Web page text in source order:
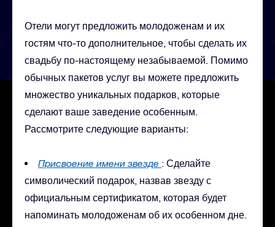
Отели могут предложить молодоженам и их
гостям что-то дополнительное, чтобы сделать их
свадьбу по-настоящему незабываемой. Помимо
обычных пакетов услуг вы можете предложить
множество уникальных подарков, которые
сделают ваше заведение особенным.
Рассмотрите следующие варианты:
Присвоение имени звезде : Сделайте
символический подарок, назвав звезду с
официальным сертификатом, которая будет
напоминать молодоженам об их особенном дне.